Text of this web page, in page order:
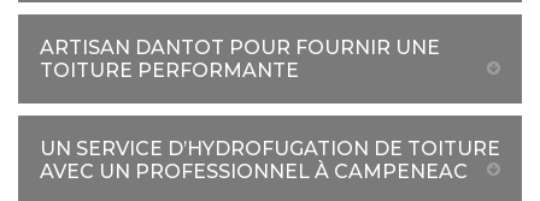
ARTISAN DANTOT POUR FOURNIR UNE
TOITURE PERFORMANTE
UN SERVICE D’HYDROFUGATION DE TOITURE
AVEC UN PROFESSIONNEL À CAMPENEAC